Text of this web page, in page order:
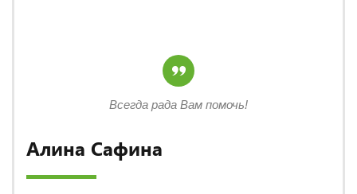
Алина Сафина
Всегда рада Вам помочь!